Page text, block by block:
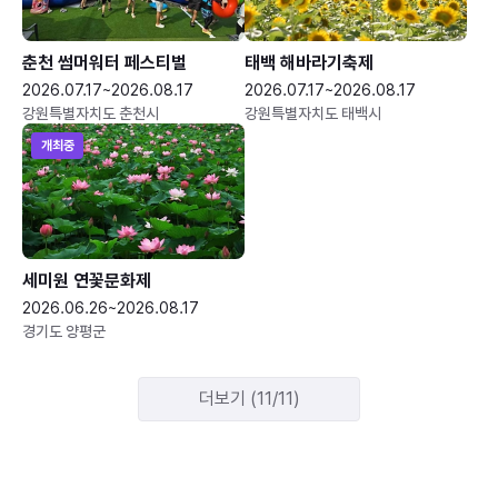
춘천 썸머워터 페스티벌
2026.07.17~2026.08.17
강원특별자치도 춘천시
태백 해바라기축제
2026.07.17~2026.08.17
강원특별자치도 태백시
개최중
세미원 연꽃문화제
2026.06.26~2026.08.17
경기도 양평군
더보기 (11/11)